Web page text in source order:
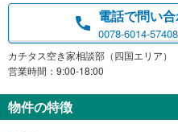
電話で問い
0078-6014-57408
カチタス空き家相談部（四国エリア）
営業時間：9:00-18:00
物件の特徴